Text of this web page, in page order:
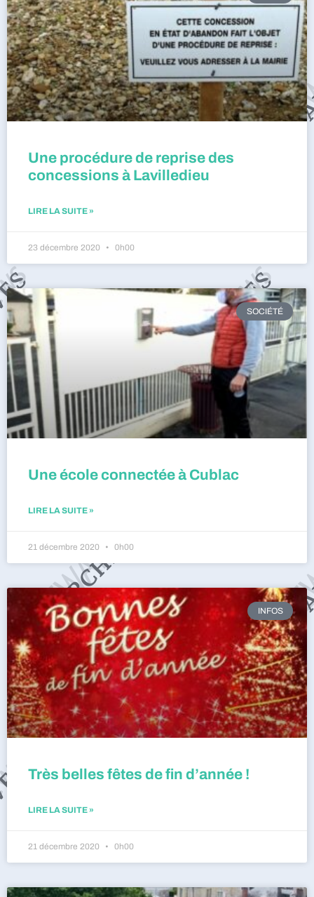
Une procédure de reprise des
concessions à Lavilledieu
LIRE LA SUITE »
23 décembre 2020 0h00
SOCIÉTÉ
Une école connectée à Cublac
LIRE LA SUITE »
21 décembre 2020 0h00
INFOS
Très belles fêtes de fin d’année !
LIRE LA SUITE »
21 décembre 2020 0h00